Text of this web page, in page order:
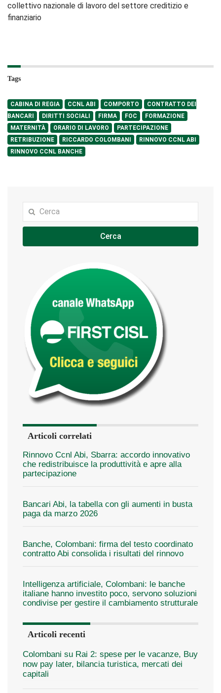
collettivo nazionale di lavoro del settore creditizio e
finanziario
Tags
CABINA DI REGIA CCNL ABI COMPORTO
CONTRATTO DEI
BANCARI
DIRITTI SOCIALI FIRMA FOC
FORMAZIONE
MATERNITÀ
ORARIO DI LAVORO
PARTECIPAZIONE
RETRIBUZIONE
RICCARDO COLOMBANI
RINNOVO CCNL ABI
RINNOVO CCNL BANCHE
Cerca
Articoli correlati
Rinnovo Ccnl Abi, Sbarra: accordo innovativo
che redistribuisce la produttività e apre alla
partecipazione
Bancari Abi, la tabella con gli aumenti in busta
paga da marzo 2026
Banche, Colombani: firma del testo coordinato
contratto Abi consolida i risultati del rinnovo
Intelligenza artificiale, Colombani: le banche
italiane hanno investito poco, servono soluzioni
condivise per gestire il cambiamento strutturale
Articoli recenti
Colombani su Rai 2: spese per le vacanze, Buy
now pay later, bilancia turistica, mercati dei
capitali